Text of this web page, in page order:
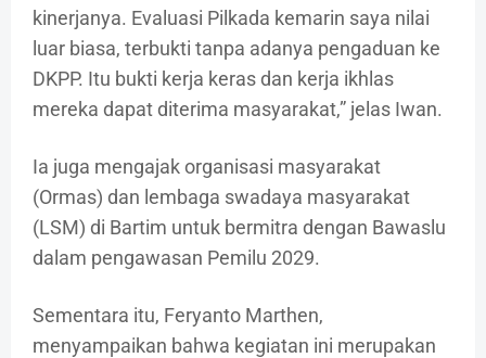
kinerjanya. Evaluasi Pilkada kemarin saya nilai
luar biasa, terbukti tanpa adanya pengaduan ke
DKPP. Itu bukti kerja keras dan kerja ikhlas
mereka dapat diterima masyarakat,” jelas Iwan.
Ia juga mengajak organisasi masyarakat
(Ormas) dan lembaga swadaya masyarakat
(LSM) di Bartim untuk bermitra dengan Bawaslu
dalam pengawasan Pemilu 2029.
Sementara itu, Feryanto Marthen,
menyampaikan bahwa kegiatan ini merupakan